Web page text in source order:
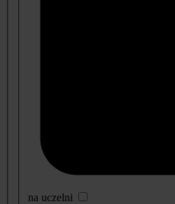
na uczelni